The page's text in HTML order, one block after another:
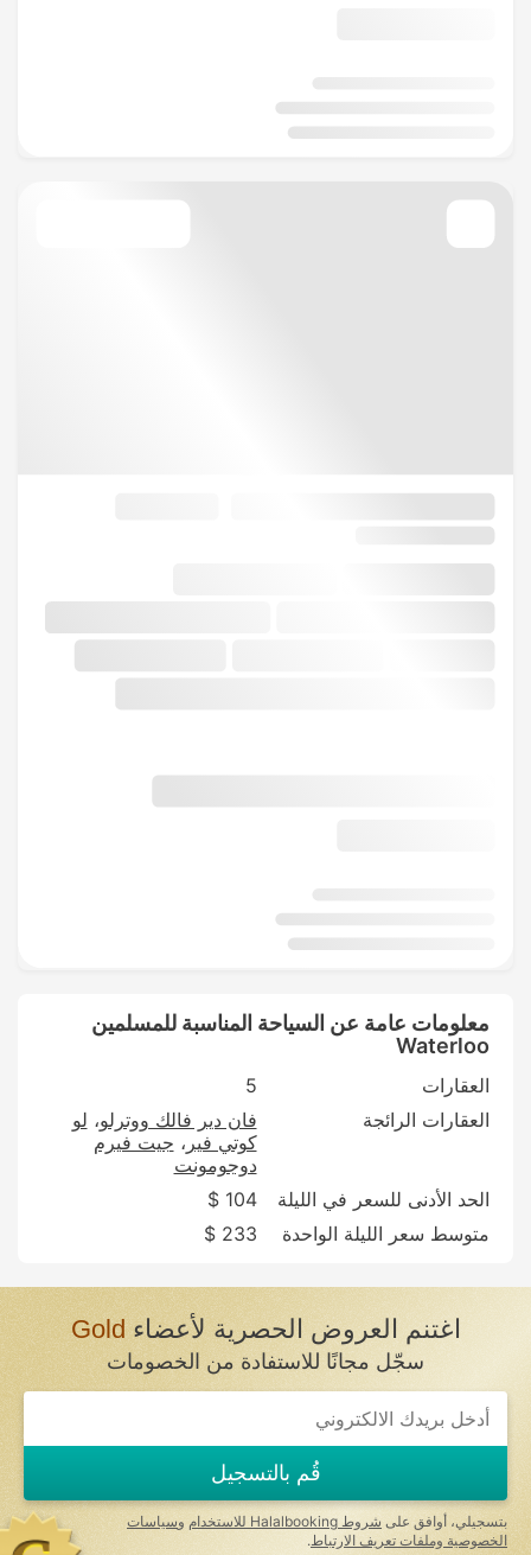
معلومات عامة عن السياحة المناسبة للمسلمين
Waterloo
العقارات
5
العقارات الرائجة
فان دير فالك ووترلو لو
كوتي فير
جيت فيرم
دوجومونت
الحد الأدنى للسعر في الليلة
104 $
متوسط سعر الليلة الواحدة
233 $
اغتنم العروض الحصرية لأعضاءGold
سجّل مجانًا للاستفادة من الخصومات
قُم بالتسجيل
بتسجيلي، أوافق على شروط Halalbooking للاستخدام وسياسات
الخصوصية وملفات تعريف الارتباط .